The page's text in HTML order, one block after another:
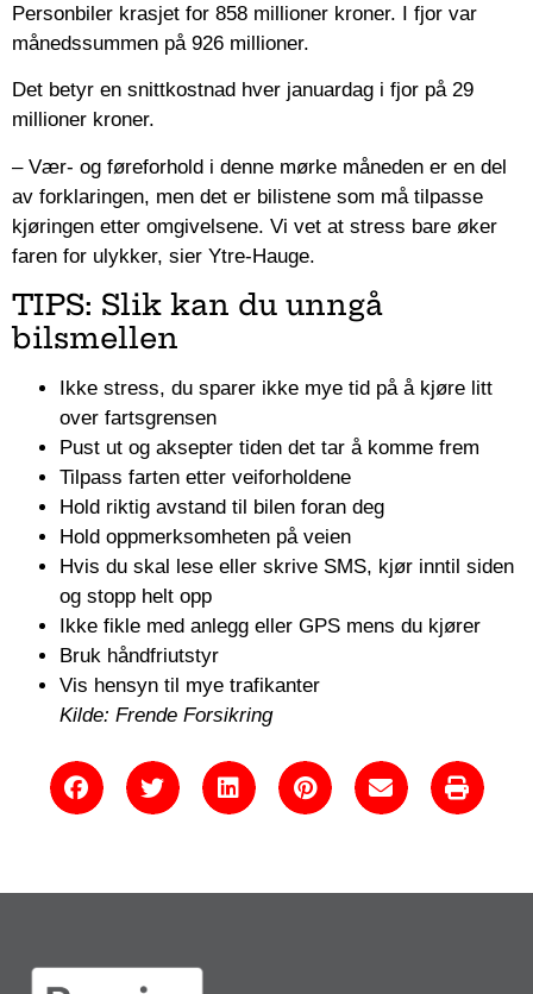
Personbiler krasjet for 858 millioner kroner. I fjor var
månedssummen på 926 millioner.
Det betyr en snittkostnad hver januardag i fjor på 29
millioner kroner.
– Vær- og føreforhold i denne mørke måneden er en del
av forklaringen, men det er bilistene som må tilpasse
kjøringen etter omgivelsene. Vi vet at stress bare øker
faren for ulykker, sier Ytre-Hauge.
TIPS: Slik kan du unngå
bilsmellen
Ikke stress, du sparer ikke mye tid på å kjøre litt
over fartsgrensen
Pust ut og aksepter tiden det tar å komme frem
Tilpass farten etter veiforholdene
Hold riktig avstand til bilen foran deg
Hold oppmerksomheten på veien
Hvis du skal lese eller skrive SMS, kjør inntil siden
og stopp helt opp
Ikke fikle med anlegg eller GPS mens du kjører
Bruk håndfriutstyr
Vis hensyn til mye trafikanter
Kilde: Frende Forsikring